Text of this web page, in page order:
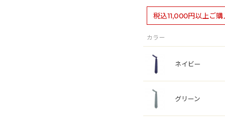
税込11,000円以上ご
カラー
ネイビー
グリーン